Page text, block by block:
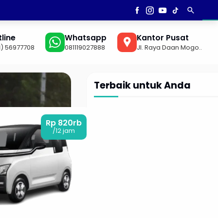
search
56977708
Whatsapp
081119027888
Kantor Pusat
Jl. Raya Daan Mogo..
Terbaik untuk Anda
Rp 820rb
/12 jam